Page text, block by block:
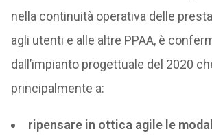
nella continuità operativa delle
agli utenti e alle altre PPAA, è
dall’impianto progettuale del 2020
principalmente a:
ripensare in ottica agile le